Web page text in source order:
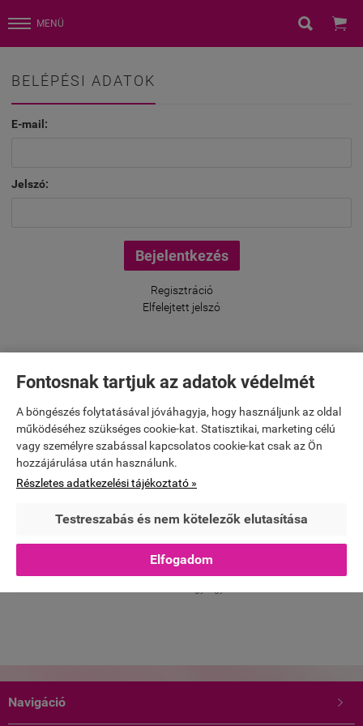
Fontosnak tartjuk az adatok védelmét
A böngészés folytatásával jóváhagyja, hogy használjunk az oldal
működéséhez szükséges cookie-kat. Statisztikai, marketing célú
vagy személyre szabással kapcsolatos cookie-kat csak az Ön
hozzájárulása után használunk.
Részletes adatkezelési tájékoztató »
Testreszabás és nem kötelezők elutasítása
Elfogadom
MENÜ  
BELÉPÉSI ADATOK
E-mail:
Jelszó:
Regisztráció
Elfelejtett jelszó
fehernemu.hu
Értékelés írása

5

Kiváló minőség,csak innét fogok ezután is vásárolni!
Navigáció 